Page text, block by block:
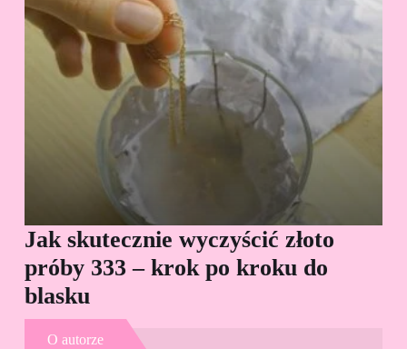
Jak skutecznie wyczyścić złoto
próby 333 – krok po kroku do
blasku
O autorze